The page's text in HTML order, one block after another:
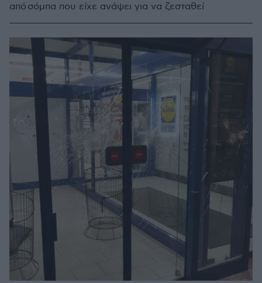
από σόμπα που είχε ανάψει για να ζεσταθεί